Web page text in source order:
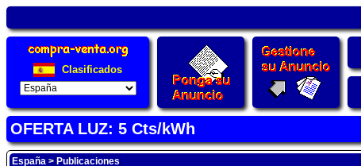
Clasificados
OFERTA LUZ: 5 Cts/kWh
España > Publicaciones